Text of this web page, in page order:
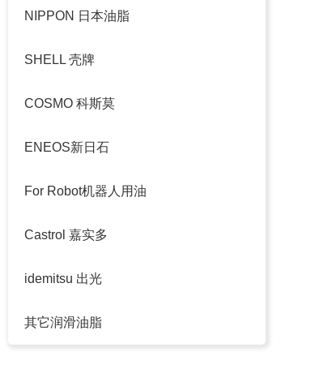
NIPPON 日本油脂
SHELL 壳牌
COSMO 科斯莫
ENEOS新日石
For Robot机器人用油
Castrol 嘉实多
idemitsu 出光
其它润滑油脂